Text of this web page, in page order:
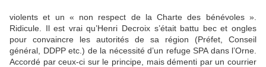
violents et un « non respect de la Charte des bénévoles ».
Ridicule. Il est vrai qu’Henri Decroix s’était battu bec et ongles
pour convaincre les autorités de sa région (Préfet, Conseil
général, DDPP etc.) de la nécessité d’un refuge SPA dans l’Orne.
Accordé par ceux-ci sur le principe, mais démenti par un courrier